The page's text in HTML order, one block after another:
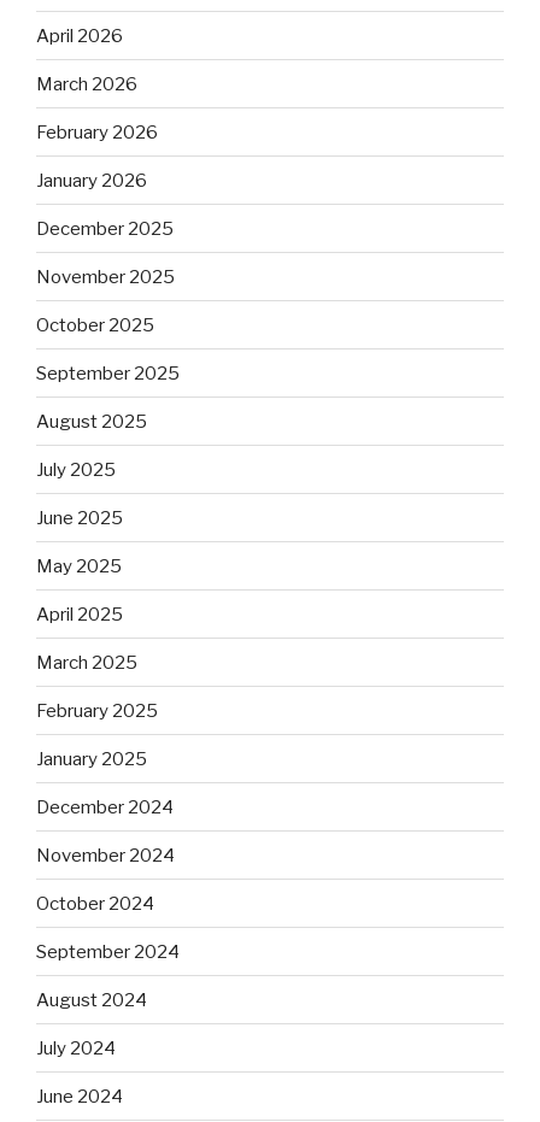
April 2026
March 2026
February 2026
January 2026
December 2025
November 2025
October 2025
September 2025
August 2025
July 2025
June 2025
May 2025
April 2025
March 2025
February 2025
January 2025
December 2024
November 2024
October 2024
September 2024
August 2024
July 2024
June 2024